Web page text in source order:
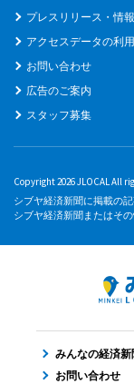
プレスリリース・情
アクセスデータの利
お問い合わせ
広告のご案内
スタッフ募集
Copyright 2026 JLOCAL All
シブヤ経済新聞に掲載の
シブヤ経済新聞またはそ
みんなの経済
お問い合わせ